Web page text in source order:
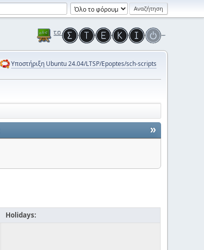
Υποστήριξη Ubuntu 24.04/LTSP/Epoptes/sch-scripts
»
Holidays: